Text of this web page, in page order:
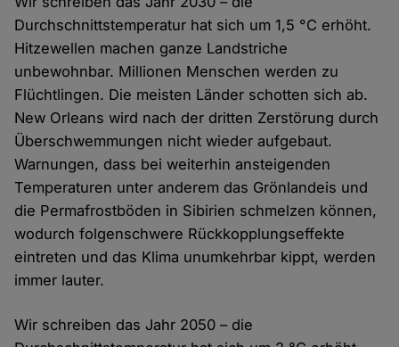
Durchschnittstemperatur hat sich um 1,5 °C erhöht.
Hitzewellen machen ganze Landstriche
unbewohnbar. Millionen Menschen werden zu
Flüchtlingen. Die meisten Länder schotten sich ab.
New Orleans wird nach der dritten Zerstörung durch
Überschwemmungen nicht wieder aufgebaut.
Warnungen, dass bei weiterhin ansteigenden
Temperaturen unter anderem das Grönlandeis und
die Permafrostböden in Sibirien schmelzen können,
wodurch folgenschwere Rückkopplungseffekte
eintreten und das Klima unumkehrbar kippt, werden
immer lauter.
Wir schreiben das Jahr 2050 – die